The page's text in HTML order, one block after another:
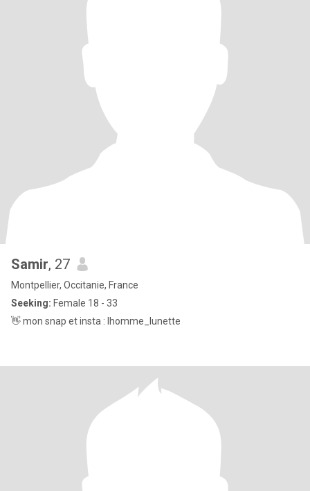
Samir, 27
Montpellier, Occitanie, France
Seeking: Female 18 - 33
👋 mon snap et insta : lhomme_lunette